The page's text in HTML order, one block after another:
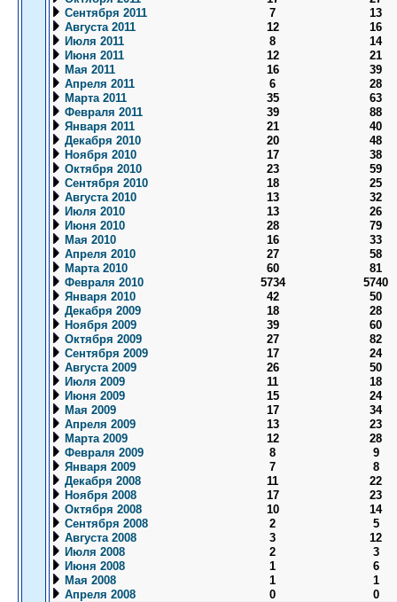
Сентября 2011
7
13
Августа 2011
12
16
Июля 2011
8
14
Июня 2011
12
21
Мая 2011
16
39
Апреля 2011
6
28
Марта 2011
35
63
Февраля 2011
39
88
Января 2011
21
40
Декабря 2010
20
48
Ноября 2010
17
38
Октября 2010
23
59
Сентября 2010
18
25
Августа 2010
13
32
Июля 2010
13
26
Июня 2010
28
79
Мая 2010
16
33
Апреля 2010
27
58
Марта 2010
60
81
Февраля 2010
5734
5740
Января 2010
42
50
Декабря 2009
18
28
Ноября 2009
39
60
Октября 2009
27
82
Сентября 2009
17
24
Августа 2009
26
50
Июля 2009
11
18
Июня 2009
15
24
Мая 2009
17
34
Апреля 2009
13
23
Марта 2009
12
28
Февраля 2009
8
9
Января 2009
7
8
Декабря 2008
11
22
Ноября 2008
17
23
Октября 2008
10
14
Сентября 2008
2
5
Августа 2008
3
12
Июля 2008
2
3
Июня 2008
1
6
Мая 2008
1
1
Апреля 2008
0 0